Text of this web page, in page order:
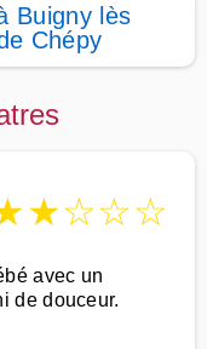
Buigny lès
Chépy
★☆☆☆
avec un
de douceur.